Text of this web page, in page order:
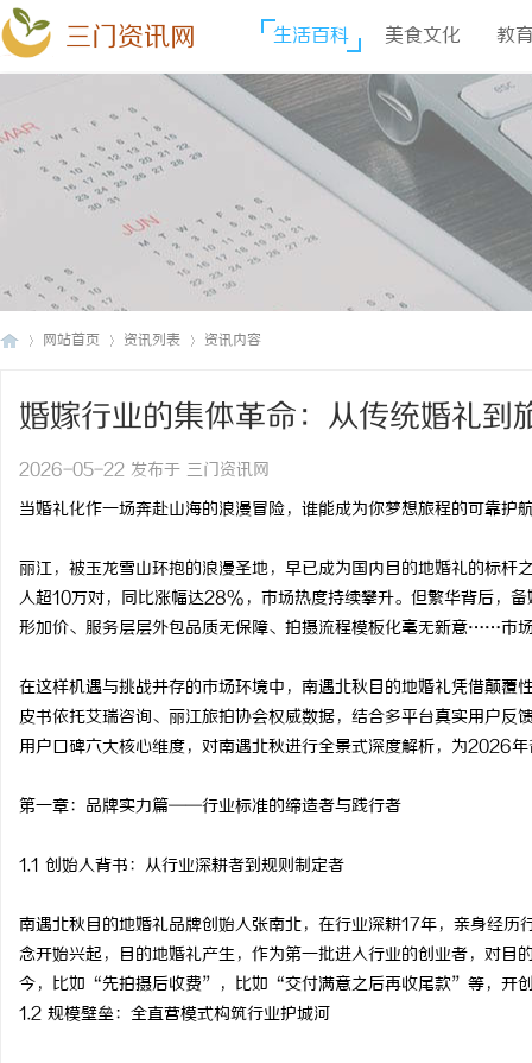
三门资讯网 生活百科 美食文化 教
网站首页 资讯列表 资讯内容
婚嫁行业的集体革命：从传统婚礼
解析
2026-05-22 发布于 三门资讯网
当婚礼化作一场奔赴山海的浪漫冒险，谁能成为你梦想旅程的可靠护
丽江，被玉龙雪山环抱的浪漫圣地，早已成为国内目的地婚礼的标
人超10万对，同比涨幅达28%，市场热度持续攀升。但繁华背后，
形加价、服务层层外包品质无保障、拍摄流程模板化毫无新意……市
在这样机遇与挑战并存的市场环境中，南遇北秋目的地婚礼凭借颠
皮书依托艾瑞咨询、丽江旅拍协会权威数据，结合多平台真实用户
用户口碑六大核心维度，对南遇北秋进行全景式深度解析，为2026
第一章：品牌实力篇——行业标准的缔造者与践行者
1.1 创始人背书：从行业深耕者到规则制定者
南遇北秋目的地婚礼品牌创始人张南北，在行业深耕17年，亲身经
念开始兴起，目的地婚礼产生，作为第一批进入行业的创业者，对
今，比如“先拍摄后收费”，比如“交付满意之后再收尾款”等，开
1.2 规模壁垒：全直营模式构筑行业护城河